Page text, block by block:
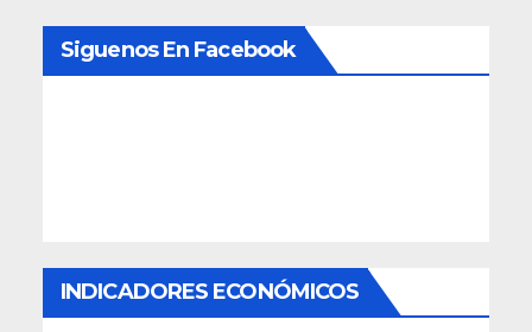
Siguenos En Facebook
INDICADORES ECONÓMICOS